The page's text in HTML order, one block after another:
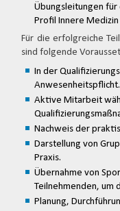
Übungsleitungen für
Profil Innere
Für die erfolgreiche
sind folgende
In der
Anwesenheitspflicht.
Aktive Mitarbeit
Nachweis der
Darstellung von
Praxis.
Übernahme von
Teilnehmenden, um
Planung,